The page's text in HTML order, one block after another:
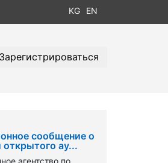
KG EN
Зарегистрироваться
сообщение о
открытого ау...
агентство по